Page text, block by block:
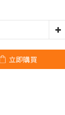
立即購買